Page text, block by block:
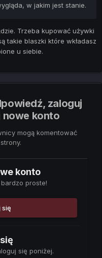
w jakim jest stanie.
Trzeba kupować używki
takie blaszki które wkładasz
u siebie.
zaloguj
nowe konto
mogą komentować
konto
proste!
się
się poniżej.